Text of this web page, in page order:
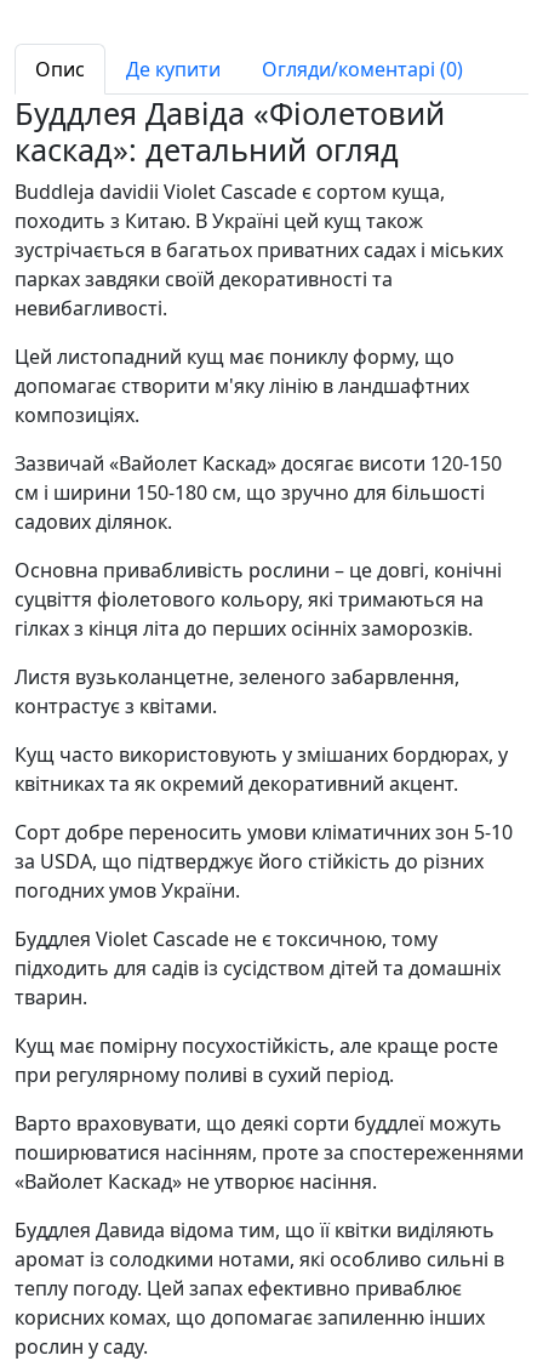
Опис Де купити Огляди/коментарі (0)
Буддлея Давіда «Фіолетовий
каскад»: детальний огляд
Buddleja davidii Violet Cascade є сортом куща,
походить з Китаю. В Україні цей кущ також
зустрічається в багатьох приватних садах і міських
парках завдяки своїй декоративності та
невибагливості.
Цей листопадний кущ має пониклу форму, що
допомагає створити м'яку лінію в ландшафтних
композиціях.
Зазвичай «Вайолет Каскад» досягає висоти 120-150
см і ширини 150-180 см, що зручно для більшості
садових ділянок.
Основна привабливість рослини – це довгі, конічні
суцвіття фіолетового кольору, які тримаються на
гілках з кінця літа до перших осінніх заморозків.
Листя вузьколанцетне, зеленого забарвлення,
контрастує з квітами.
Кущ часто використовують у змішаних бордюрах, у
квітниках та як окремий декоративний акцент.
Сорт добре переносить умови кліматичних зон 5-10
за USDA, що підтверджує його стійкість до різних
погодних умов України.
Буддлея Violet Cascade не є токсичною, тому
підходить для садів із сусідством дітей та домашніх
тварин.
Кущ має помірну посухостійкість, але краще росте
при регулярному поливі в сухий період.
Варто враховувати, що деякі сорти буддлеї можуть
поширюватися насінням, проте за спостереженнями
«Вайолет Каскад» не утворює насіння.
Буддлея Давида відома тим, що її квітки виділяють
аромат із солодкими нотами, які особливо сильні в
теплу погоду. Цей запах ефективно приваблює
корисних комах, що допомагає запиленню інших
рослин у саду.